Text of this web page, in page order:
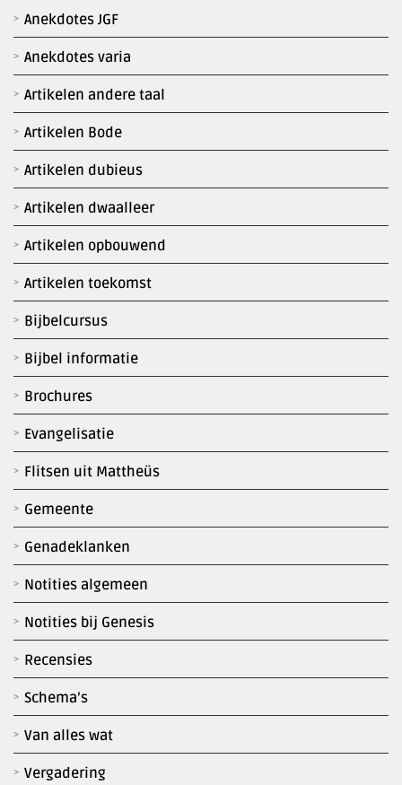
Anekdotes JGF
Anekdotes varia
Artikelen andere taal
Artikelen Bode
Artikelen dubieus
Artikelen dwaalleer
Artikelen opbouwend
Artikelen toekomst
Bijbelcursus
Bijbel informatie
Brochures
Evangelisatie
Flitsen uit Mattheüs
Gemeente
Genadeklanken
Notities algemeen
Notities bij Genesis
Recensies
Schema’s
Van alles wat
Vergadering